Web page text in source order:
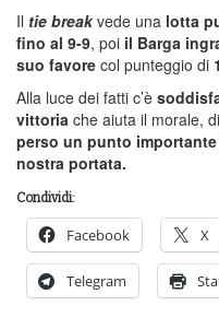
Il tie breakvede una lotta
fino al 9-9, poi il Barga
suo favore col punteggio di
Alla luce dei fatti c’è
vittoria che aiuta il morale,
perso un punto
nostra portata.
Condividi:
Facebook X
Telegram